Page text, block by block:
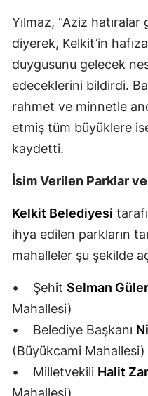
Yılmaz, "Aziz hatıralar
diyerek, Kelkit’in
duygusunu gelecek
edeceklerini bildirdi.
rahmet ve minnetle
etmiş tüm büyüklere
kaydetti.
İsim Verilen Parklar
Kelkit Belediyesi
ihya edilen parkların
mahalleler şu şekilde
• Şehit Selman Güler
Mahallesi)
• Belediye Başkanı
(Büyükcami Mahallesi)
• Milletvekili Halit
Mahallesi)